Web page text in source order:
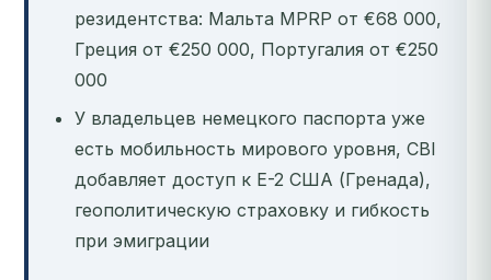
резидентства: Мальта MPRP от €68 000,
Греция от €250 000, Португалия от €250
000
У владельцев немецкого паспорта уже
есть мобильность мирового уровня, CBI
добавляет доступ к E-2 США (Гренада),
геополитическую страховку и гибкость
при эмиграции